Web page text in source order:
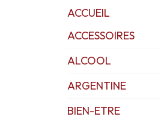
ACCUEIL
ACCESSOIRES
ALCOOL
ARGENTINE
BIEN-ETRE